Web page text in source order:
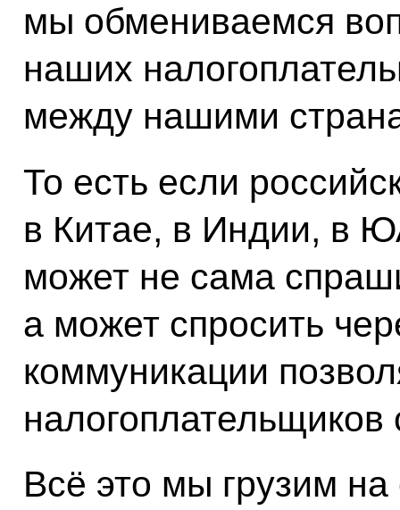
мы обмениваемся
наших
между нашими
То есть если
в Китае, в Индии, в
может не сама
а может спросить
коммуникации
Всё это мы грузим